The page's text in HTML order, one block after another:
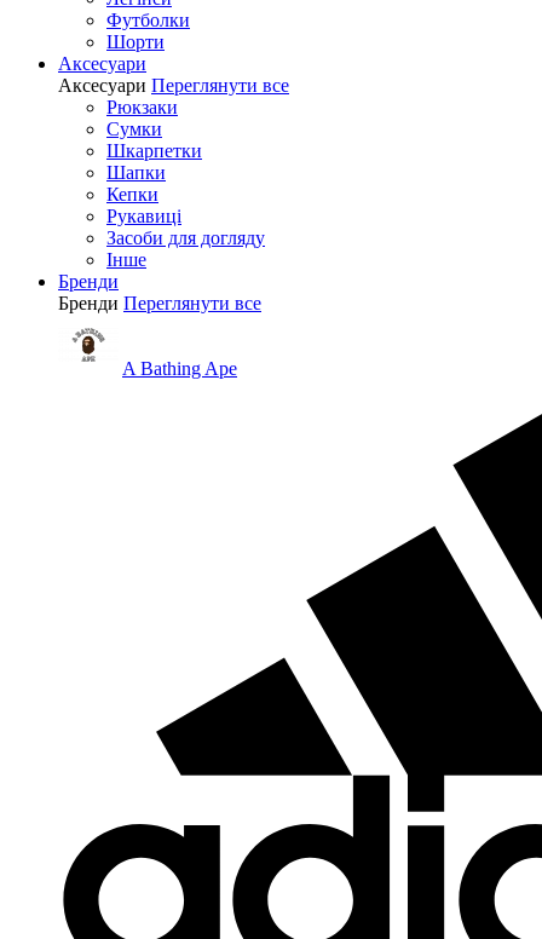
Футболки
Шорти
Аксесуари
Аксесуари Переглянути все
Рюкзаки
Сумки
Шкарпетки
Шапки
Кепки
Рукавиці
Засоби для догляду
Інше
Бренди
Бренди Переглянути все
A Bathing Ape